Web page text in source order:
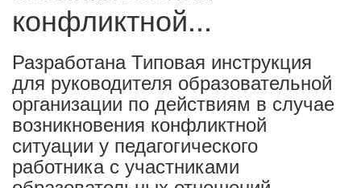
конфликтной...
Разработана Типовая инструкция
для руководителя образовательной
организации по действиям в случае
возникновения конфликтной
ситуации у педагогического
работника с участниками